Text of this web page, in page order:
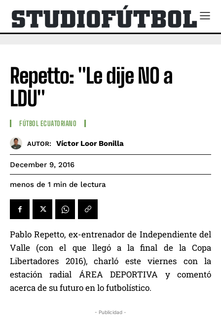
Repetto: "Le dije NO a
LDU"
FÚTBOL ECUATORIANO
AUTOR: Víctor Loor Bonilla
December 9, 2016
menos de 1 min de lectura
Pablo Repetto, ex-entrenador de Independiente del
Valle (con el que llegó a la final de la Copa
Libertadores 2016), charló este viernes con la
estación radial ÁREA DEPORTIVA y comentó
acerca de su futuro en lo futbolístico.
- Publicidad -